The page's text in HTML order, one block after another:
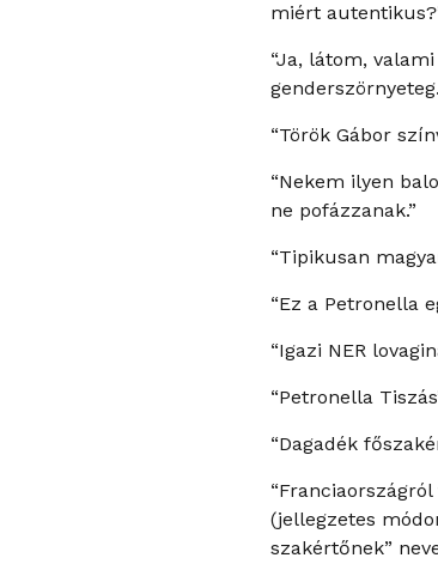
miért
“Ja, látom,
“Török Gábor
“Nekem ilyen
ne pofázzanak.”
“Tipikusan
“Ez a Petronella
“Igazi NER
“Petronella
“Dagadék
(jellegzetes
szakértőnek”